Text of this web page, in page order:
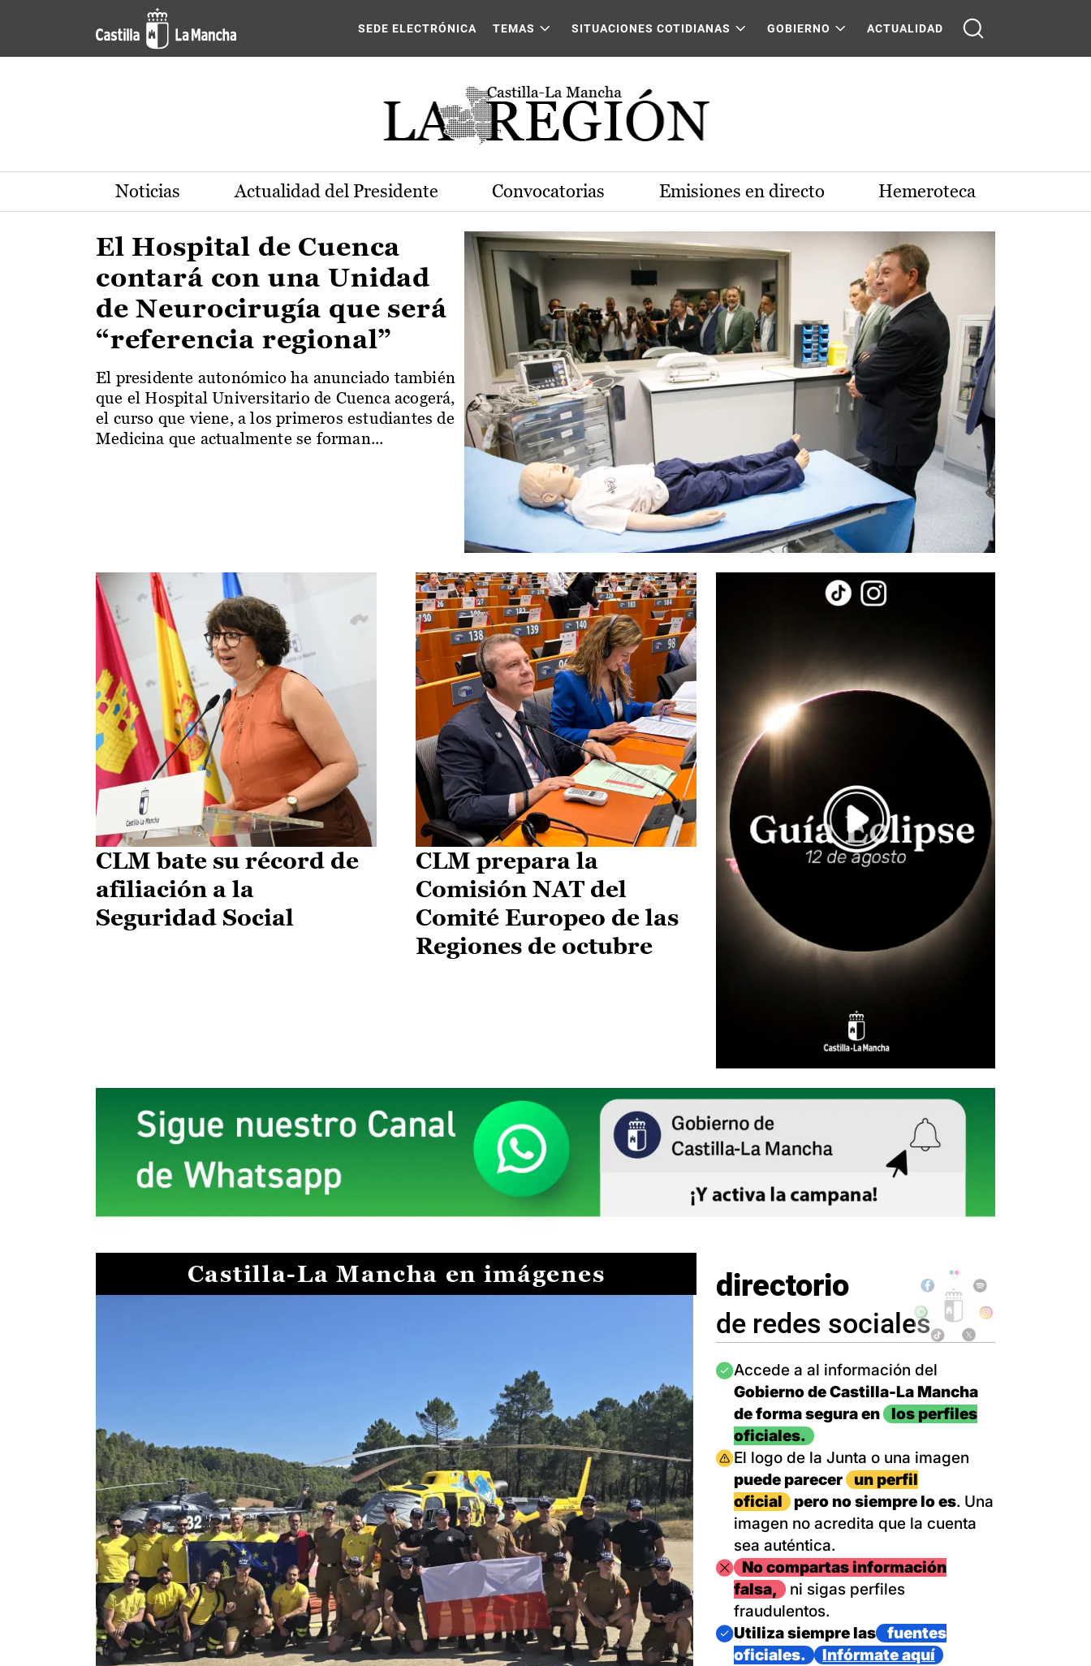
Pasar al contenido principal
Actualidad de la región de Castilla-La Mancha
SEDE ELECTRÓNICA TEMAS SITUACIONES COTIDIANAS GOBIERNO ACTUALIDAD
Noticias Actualidad del Presidente Convocatorias Emisiones en directo Hemeroteca
El Hospital de Cuenca
contará con una Unidad
de Neurocirugía que será
“referencia regional”
El presidente autonómico ha anunciado también
que el Hospital Universitario de Cuenca acogerá,
el curso que viene, a los primeros estudiantes de
Medicina que actualmente se forman...
CLM bate su récord de
afiliación a la
Seguridad Social
CLM prepara la
Comisión NAT del
Comité Europeo de las
Regiones de octubre
Castilla-La Mancha en imágenes directorio
de redes sociales
Imagen
Accede a al información del
Gobierno de Castilla-La Mancha
de forma segura en
los perfiles
oficiales.
Imagen
El logo de la Junta o una imagen
puede parecer
un perfil
oficial
pero no siempre lo es. Una
imagen no acredita que la cuenta
sea auténtica.
ImagenNo compartas información
falsa,
ni sigas perfiles
fraudulentos.
Imagen
Utiliza siempre las
fuentes
oficiales.
Infórmate aquí